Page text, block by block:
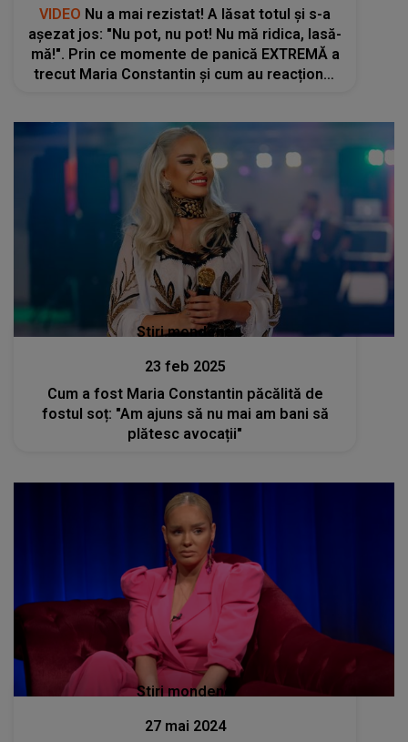
VIDEO Nu a mai rezistat! A lăsat totul și s-a
așezat jos: "Nu pot, nu pot! Nu mă ridica, lasă-
mă!". Prin ce momente de panică EXTREMĂ a
trecut Maria Constantin și cum au reacționat
Stiri mondene
23 feb 2025
Cum a fost Maria Constantin păcălită de
fostul soț: "Am ajuns să nu mai am bani să
plătesc avocații"
Stiri mondene
27 mai 2024